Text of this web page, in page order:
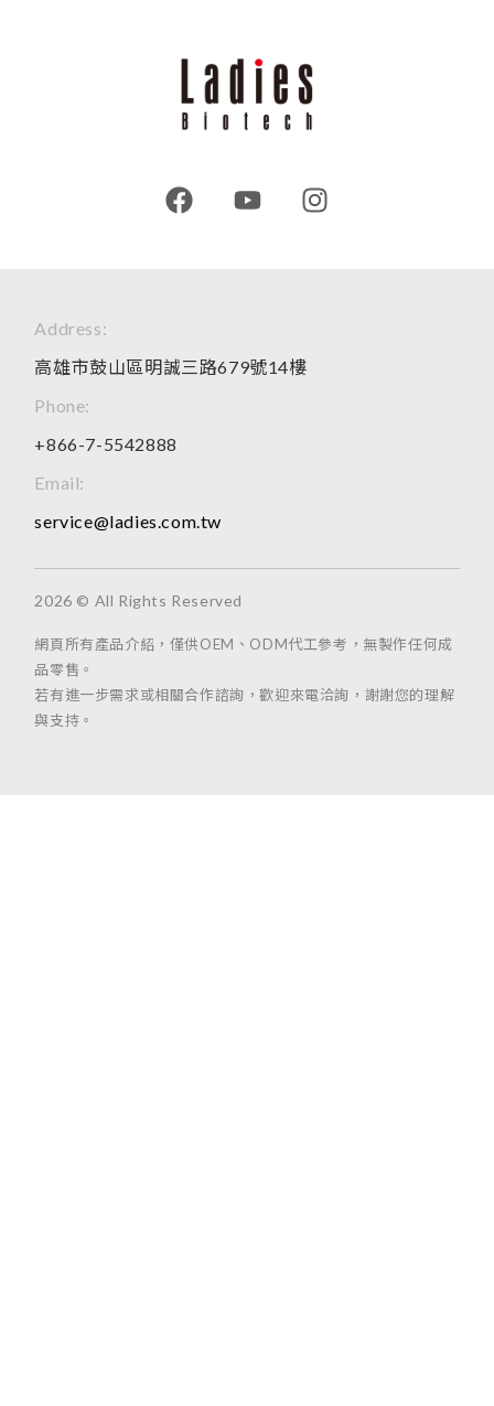
Address:
高雄市鼓山區明誠三路679號14樓
Phone:
+866-7-5542888
Email:
service@ladies.com.tw
2026 © All Rights Reserved
網頁所有產品介紹，僅供OEM、ODM代工參考，無製作任何成
品零售。
若有進一步需求或相關合作諮詢，歡迎來電洽詢，謝謝您的理解
與支持。